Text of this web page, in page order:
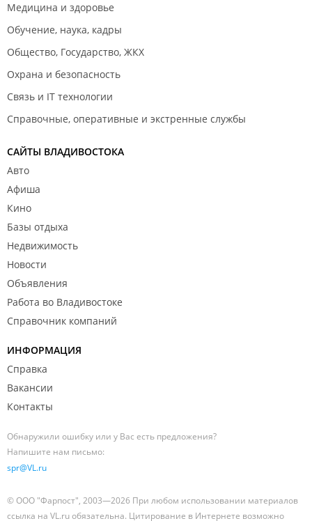
Медицина и здоровье
Обучение, наука, кадры
Общество, Государство, ЖКХ
Охрана и безопасность
Связь и IT технологии
Справочные, оперативные и экстренные службы
САЙТЫ ВЛАДИВОСТОКА
Авто
Афиша
Кино
Базы отдыха
Недвижимость
Новости
Объявления
Работа во Владивостоке
Справочник компаний
ИНФОРМАЦИЯ
Справка
Вакансии
Контакты
Обнаружили ошибку или у Вас есть предложения?
Напишите нам письмо:
spr@VL.ru
© ООО "Фарпост", 2003—2026 При любом использовании материалов
ссылка на VL.ru обязательна. Цитирование в Интернете возможно